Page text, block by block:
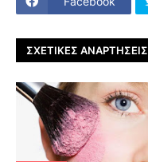
ΣΧΕΤΙΚΈΣ ΑΝΑΡΤΉΣΕΙΣ